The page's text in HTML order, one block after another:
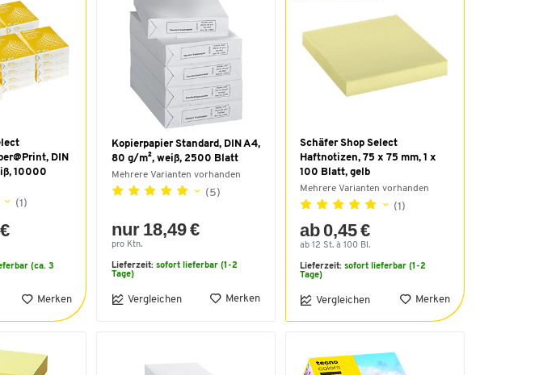
DIN
10000
(1)
(ca. 3
Merken
Kopierpapier Standard, DIN A4,
80 g/m², weiß, 2500 Blatt
Mehrere Varianten vorhanden
(5)
nur 18,49 €
pro Ktn.
Lieferzeit: sofort lieferbar (1-2
Tage)
Vergleichen Merken
Schäfer Shop Select
Haftnotizen, 75 x 75 mm, 1 x
100 Blatt, gelb
Mehrere Varianten vorhanden
(1)
ab 0,45 €
ab 12 St. à 100 Bl.
Lieferzeit: sofort lieferbar (1-2
Tage)
Vergleichen Merken